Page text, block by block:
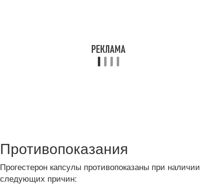
Противопоказания
Прогестерон капсулы противопоказаны при наличии
следующих причин: